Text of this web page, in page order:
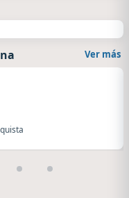
Ver más